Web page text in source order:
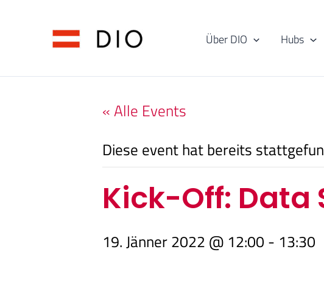
Über DIO Hubs
« Alle Events
Diese event hat bereits
Kick-Off: Data
19. Jänner 2022 @ 12:00 - 13:30